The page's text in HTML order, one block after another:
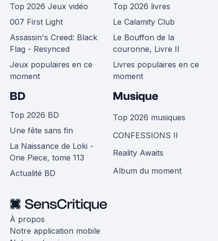
Top 2026 Jeux vidéo
007 First Light
Assassin's Creed: Black
Flag - Resynced
Jeux populaires en ce
moment
Top 2026 livres
Le Calamity Club
Le Bouffon de la
couronne, Livre II
Livres populaires en ce
moment
BD
Top 2026 BD
Une fête sans fin
La Naissance de Loki -
One Piece, tome 113
Actualité BD
Musique
Top 2026 musiques
CONFESSIONS II
Reality Awaits
Album du moment
À propos
Notre application mobile